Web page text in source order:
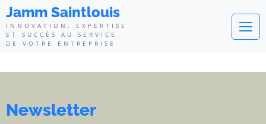
Jamm Saintlouis - Innovation,
Jamm Saintlouis
INNOVATION, EXPERTISE
ET SUCCÈS AU SERVICE
DE VOTRE ENTREPRISE
Newsletter